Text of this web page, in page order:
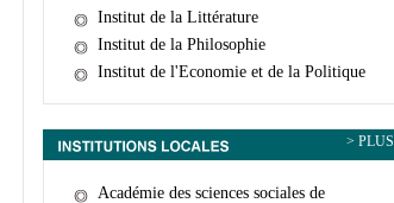
Institut de la Littérature
Institut de la Philosophie
Institut de l'Economie et de la Politique
> PLUS
Académie des sciences sociales de